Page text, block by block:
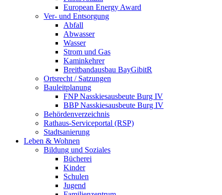
European Energy Award
Ver- und Entsorgung
Abfall
Abwasser
Wasser
Strom und Gas
Kaminkehrer
Breitbandausbau BayGibitR
Ortsrecht / Satzungen
Bauleitplanung
FNP Nasskiesausbeute Burg IV
BBP Nasskiesausbeute Burg IV
Behördenverzeichnis
Rathaus-Serviceportal (RSP)
Stadtsanierung
Leben & Wohnen
Bildung und Soziales
Bücherei
Kinder
Schulen
Jugend